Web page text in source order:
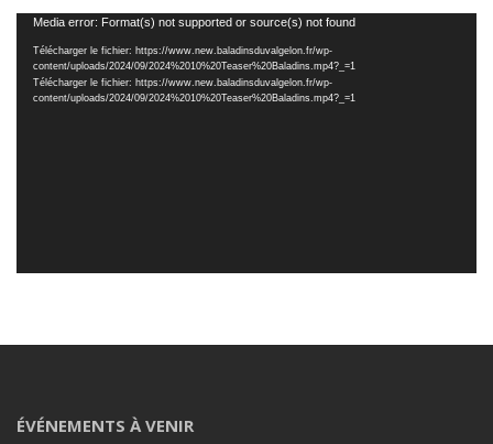
Lecteur
vidéo
Media error: Format(s) not supported or source(s) not found
Télécharger le fichier: https://www.new.baladinsduvalgelon.fr/wp-
content/uploads/2024/09/2024%2010%20Teaser%20Baladins.mp4?_=1
Télécharger le fichier: https://www.new.baladinsduvalgelon.fr/wp-
content/uploads/2024/09/2024%2010%20Teaser%20Baladins.mp4?_=1
ÉVÉNEMENTS À VENIR